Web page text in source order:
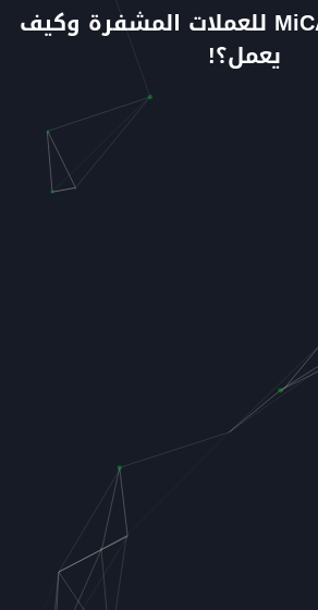
ما هو قانون MiCA للعملات المشفرة وكيف
يعمل؟!